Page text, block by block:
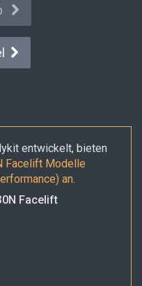
entwickelt, bieten
Facelift Modelle
an.
Facelift